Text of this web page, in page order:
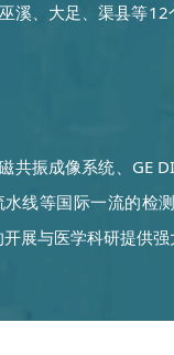
溪、大足、渠县等
振成像系统、GE
线等国际一流的检
展与医学科研提供强